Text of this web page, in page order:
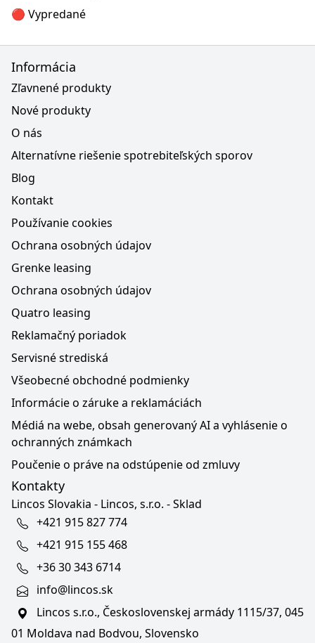
🔴 Vypredané
Informácia
Zľavnené produkty
Nové produkty
O nás
Alternatívne riešenie spotrebiteľských sporov
Blog
Kontakt
Používanie cookies
Ochrana osobných údajov
Grenke leasing
Ochrana osobných údajov
Quatro leasing
Reklamačný poriadok
Servisné strediská
Všeobecné obchodné podmienky
Informácie o záruke a reklamáciách
Médiá na webe, obsah generovaný AI a vyhlásenie o
ochranných známkach
Poučenie o práve na odstúpenie od zmluvy
Kontakty
Lincos Slovakia - Lincos, s.r.o. - Sklad
+421 915 827 774
+421 915 155 468
+36 30 343 6714
info@lincos.sk
Lincos s.r.o., Československej armády 1115/37, 045
01 Moldava nad Bodvou, Slovensko